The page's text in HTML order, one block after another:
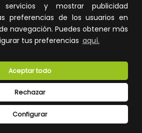
servicios y mostrar publicidad
preferencias de los usuarios en
navegación. Puedes obtener más
tus preferencias aquí.
Configurar
Rechazar
Aceptar todo
para
5.145,37 €
Impuestos no incluidos.
AÑADIR A LA CESTA
Añade al carrito y sigue el proceso
profesionales.